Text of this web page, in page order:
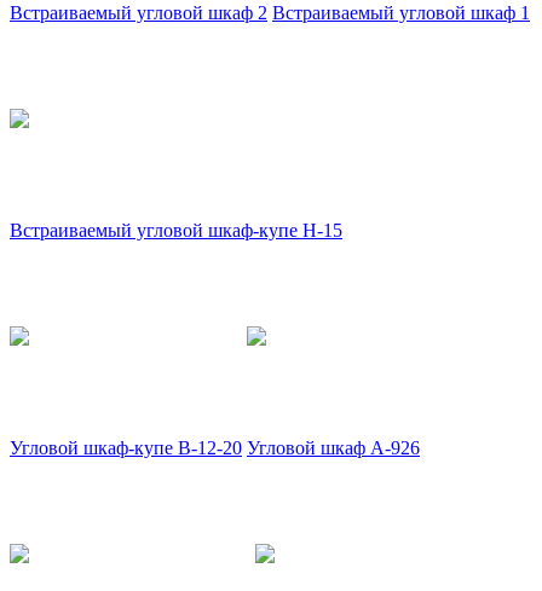
Встраиваемый угловой шкаф 2 Встраиваемый угловой шкаф 1
Встраиваемый угловой шкаф-купе Н-15
Угловой шкаф-купе В-12-20 Угловой шкаф А-926